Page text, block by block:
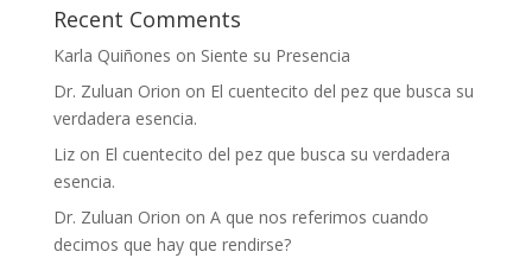
Recent Comments
Karla Quiñones on Siente su Presencia
Dr. Zuluan Orion on El cuentecito del pez que busca su
verdadera esencia.
Lizon El cuentecito del pez que busca su verdadera
esencia.
Dr. Zuluan Orion on A que nos referimos cuando
decimos que hay que rendirse?